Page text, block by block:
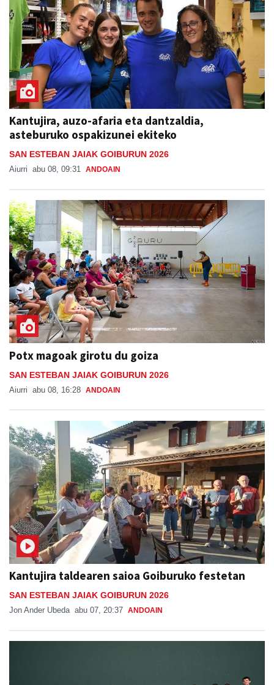
Kantujira, auzo-afaria eta dantzaldia,
asteburuko ospakizunei ekiteko
SAN ESTEBAN JAIAK GOIBURUN 2026
Aiurri abu 08, 09:31 ANDOAIN
Potx magoak girotu du goiza
SAN ESTEBAN JAIAK GOIBURUN 2026
Aiurri abu 08, 16:28 ANDOAIN
Kantujira taldearen saioa Goiburuko festetan
SAN ESTEBAN JAIAK GOIBURUN 2026
Jon Ander Ubeda abu 07, 20:37 ANDOAIN